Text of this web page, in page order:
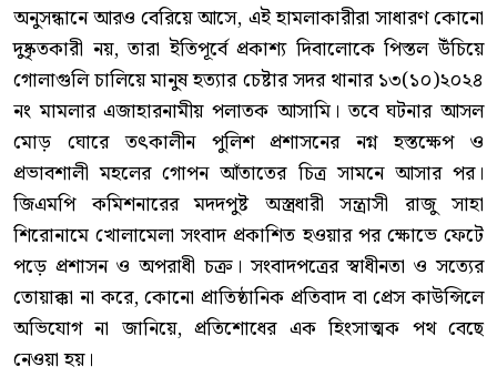
অনুসন্ধানে আরও বেরিয়ে আসে, এই হামলাকারীরা সাধারণ কোনো
দুষ্কৃতকারী নয়, তারা ইতিপূর্বে প্রকাশ্য দিবালোকে পিস্তল উঁচিয়ে
গোলাগুলি চালিয়ে মানুষ হত্যার চেষ্টার সদর থানার ১৩(১০)২০২৪
নং মামলার এজাহারনামীয় পলাতক আসামি। তবে ঘটনার আসল
মোড় ঘোরে তৎকালীন পুলিশ প্রশাসনের নগ্ন হস্তক্ষেপ ও
প্রভাবশালী মহলের গোপন আঁতাতের চিত্র সামনে আসার পর।
জিএমপি কমিশনারের মদদপুষ্ট অস্ত্রধারী সন্ত্রাসী রাজু সাহা
শিরোনামে খোলামেলা সংবাদ প্রকাশিত হওয়ার পর ক্ষোভে ফেটে
পড়ে প্রশাসন ও অপরাধী চক্র। সংবাদপত্রের স্বাধীনতা ও সত্যের
তোয়াক্কা না করে, কোনো প্রাতিষ্ঠানিক প্রতিবাদ বা প্রেস কাউন্সিলে
অভিযোগ না জানিয়ে, প্রতিশোধের এক হিংসাত্মক পথ বেছে
নেওয়া হয়।